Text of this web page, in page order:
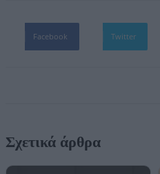
Facebook Twitter
Σχετικά άρθρα